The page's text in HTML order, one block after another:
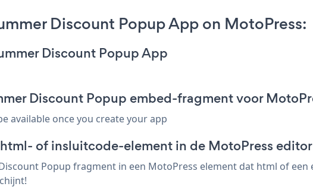
Discount Popup App on MotoPress:
Discount Popup App
Discount Popup embed-fragment voor
available once you create your app
of insluitcode-element in de MotoPress editor
Popup fragment in een MotoPress element dat html of